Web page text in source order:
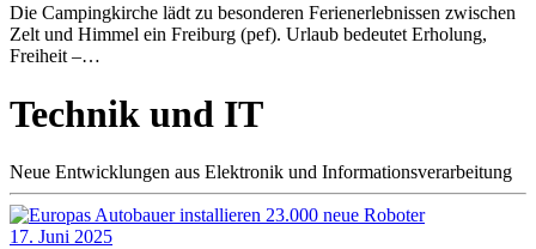
Die Campingkirche lädt zu besonderen Ferienerlebnissen zwischen
Zelt und Himmel ein Freiburg (pef). Urlaub bedeutet Erholung,
Freiheit –…
Technik und IT
Neue Entwicklungen aus Elektronik und Informationsverarbeitung
17. Juni 2025